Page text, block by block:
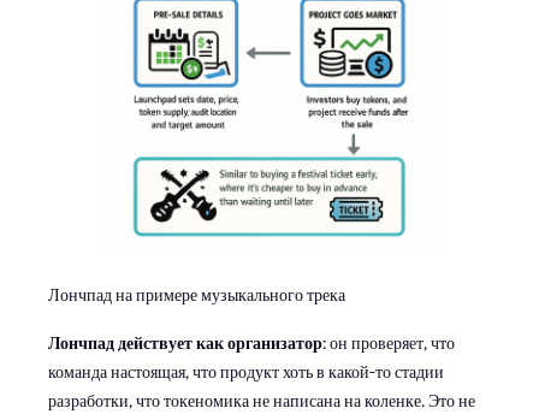
Лончпад на примере музыкального трека
Лончпад действует как организатор: он проверяет, что
команда настоящая, что продукт хоть в какой-то стадии
разработки, что токеномика не написана на коленке. Это не